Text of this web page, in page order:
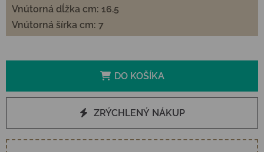
Vnútorná dĺžka cm: 16.5
Vnútorná šírka cm: 7
DO KOŠÍKA
ZRÝCHLENÝ NÁKUP